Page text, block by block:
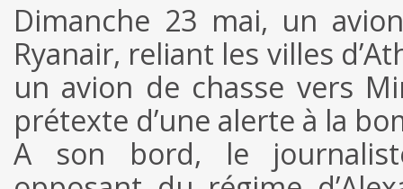
Dimanche 23 mai, un
Ryanair, reliant les villes
un avion de chasse vers
prétexte d’une alerte à la
A son bord, le